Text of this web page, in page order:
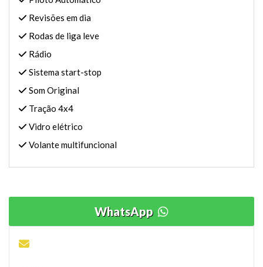
Revisões em dia
Rodas de liga leve
Rádio
Sistema start-stop
Som Original
Tração 4x4
Vidro elétrico
Volante multifuncional
WhatsApp